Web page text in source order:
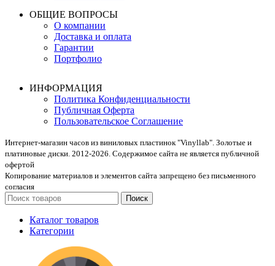
ОБЩИЕ ВОПРОСЫ
О компании
Доставка и оплата
Гарантии
Портфолио
ИНФОРМАЦИЯ
Политика Конфиденциальности
Публичная Оферта
Пользовательское Соглашение
Интернет-магазин часов из виниловых пластинок "Vinyllab". Золотые и
платиновые диски. 2012-2026. Содержимое сайта не является публичной
офертой
Копирование материалов и элементов сайта запрещено без письменного
согласия
Поиск
Каталог товаров
Категории